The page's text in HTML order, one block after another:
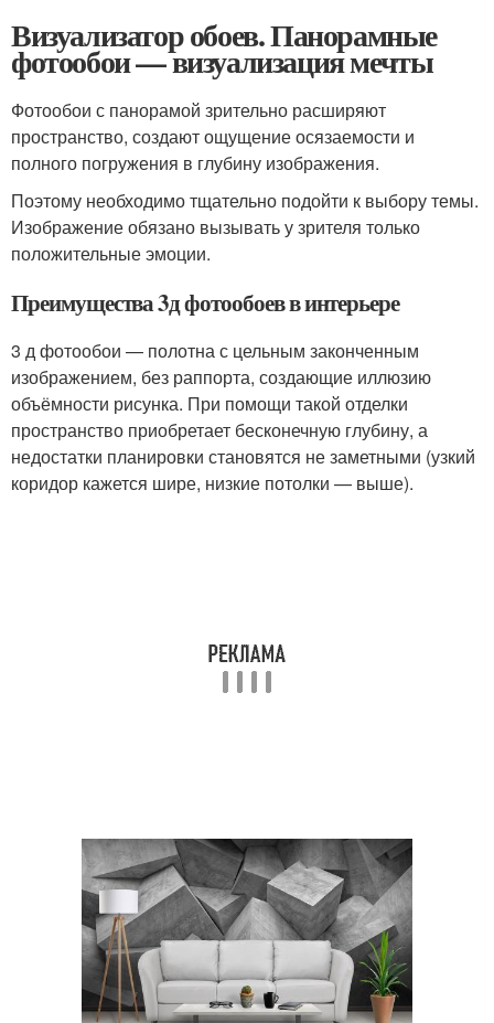
Визуализатор обоев. Панорамные
фотообои — визуализация мечты
Фотообои с панорамой зрительно расширяют
пространство, создают ощущение осязаемости и
полного погружения в глубину изображения.
Поэтому необходимо тщательно подойти к выбору темы.
Изображение обязано вызывать у зрителя только
положительные эмоции.
Преимущества 3д фотообоев в интерьере
3 д фотообои — полотна с цельным законченным
изображением, без раппорта, создающие иллюзию
объёмности рисунка. При помощи такой отделки
пространство приобретает бесконечную глубину, а
недостатки планировки становятся не заметными (узкий
коридор кажется шире, низкие потолки — выше).